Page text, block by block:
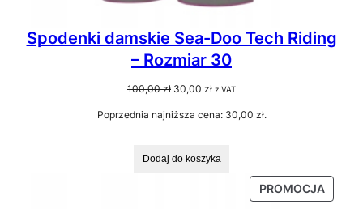
Spodenki damskie Sea-Doo Tech Riding
– Rozmiar 30
100,00zł Pierwotna
wynosiła:
30,00 złAktualna
wynosi:
z VAT
Poprzednia najniższa cena: 30,00 zł.
Dodaj do koszyka
PROMOCJA